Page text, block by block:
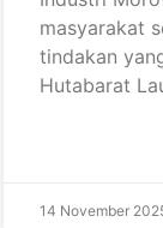
masyarakat
tindakan
Hutabarat
14 November